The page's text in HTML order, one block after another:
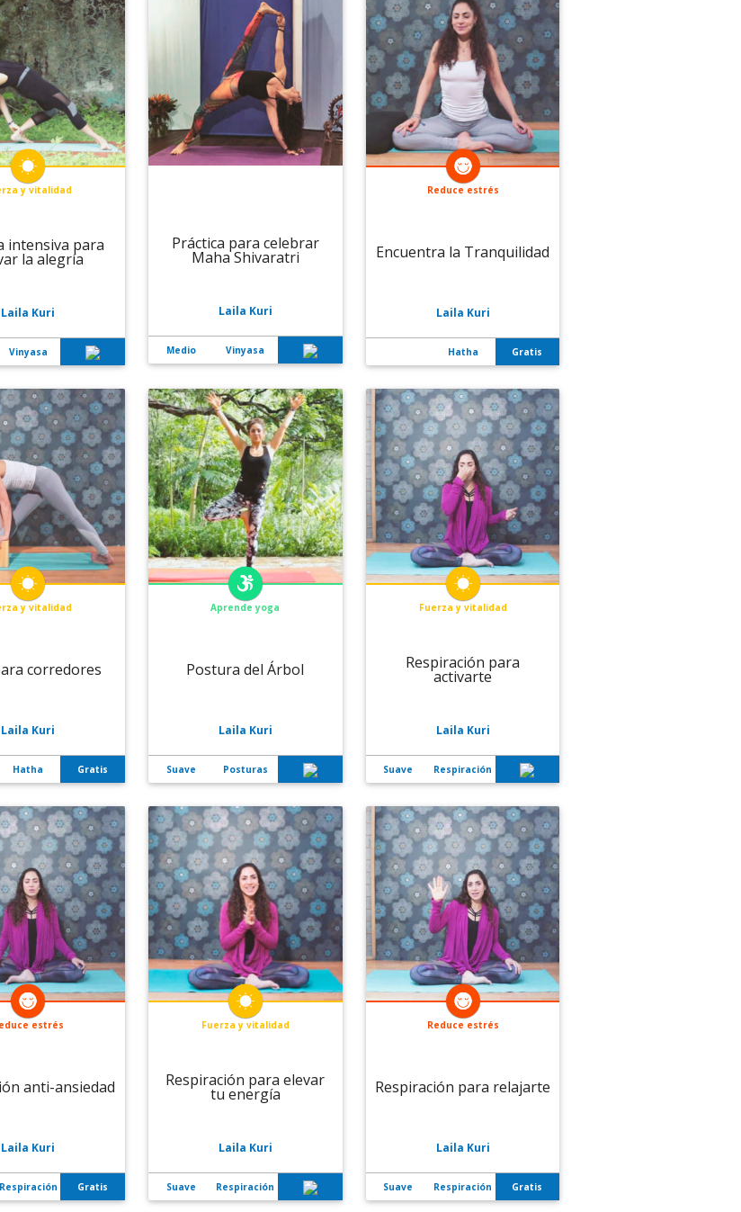
y vitalidad
intensiva para
la alegría
Laila Kuri
Vinyasa
Práctica para celebrar
Maha Shivaratri
Laila Kuri
Medio Vinyasa
Reduce estrés
Encuentra la Tranquilidad
Laila Kuri
Hatha Gratis
y vitalidad
corredores
Laila Kuri
Hatha Gratis
Aprende yoga
Postura del Árbol
Laila Kuri
Suave Posturas
Fuerza y vitalidad
Respiración para
activarte
Laila Kuri
Suave Respiración
estrés
anti-ansiedad
Laila Kuri
Respiración Gratis
Fuerza y vitalidad
Respiración para elevar
tu energía
Laila Kuri
Suave Respiración
Reduce estrés
Respiración para relajarte
Laila Kuri
Suave Respiración Gratis